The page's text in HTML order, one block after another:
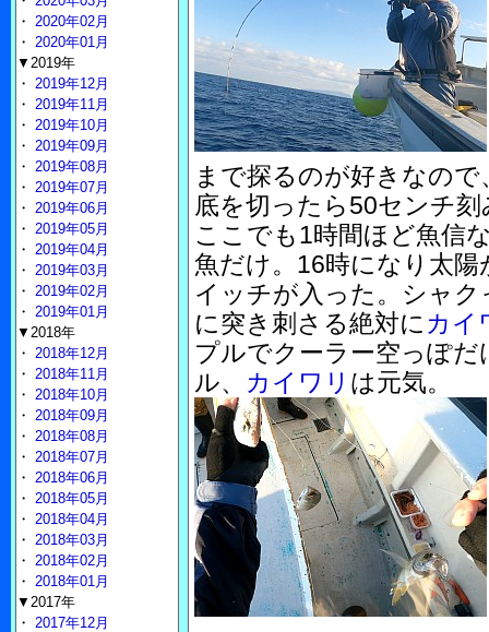
まで探るのが好きなの
底を切ったら50センチ
ここでも1時間ほど魚信
魚だけ。16時になり太
イッチが入った。シャ
に突き刺さる絶対に カイ
プルでクーラー空っぽ
ル、
カイワリ は元気。
・ 2020年02月
・ 2020年01月
▼2019年
・ 2019年12月
・ 2019年11月
・ 2019年10月
・ 2019年09月
・ 2019年08月
・ 2019年07月
・ 2019年06月
・ 2019年05月
・ 2019年04月
・ 2019年03月
・ 2019年02月
・ 2019年01月
▼2018年
・ 2018年12月
・ 2018年11月
・ 2018年10月
・ 2018年09月
・ 2018年08月
・ 2018年07月
・ 2018年06月
・ 2018年05月
・ 2018年04月
・ 2018年03月
・ 2018年02月
・ 2018年01月
▼2017年
・ 2017年12月